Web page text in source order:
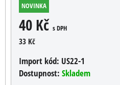
NOVINKA
40 Kč s DPH
33 Kč
Import kód: US22-1
Dostupnost: Skladem